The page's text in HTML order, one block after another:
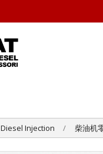
Diesel Injection 柴油机